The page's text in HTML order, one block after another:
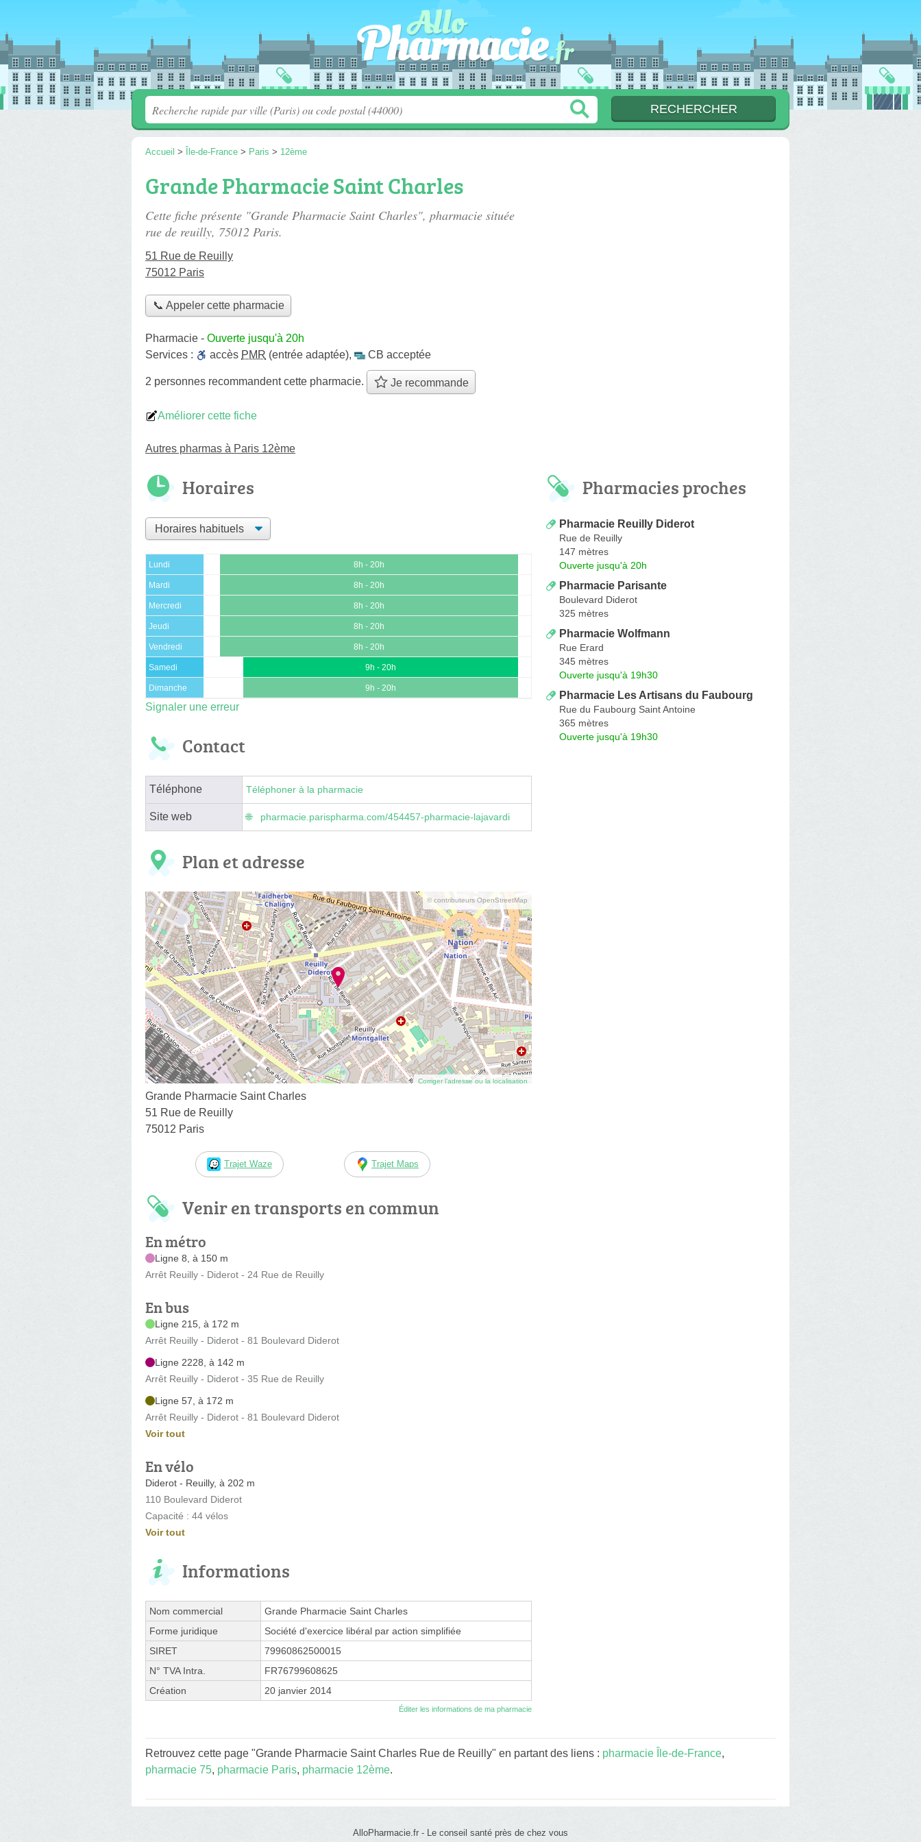
Accueil > Île-de-France > Paris > 12ème
Grande Pharmacie Saint Charles
Cette fiche présente "Grande Pharmacie Saint Charles", pharmacie située
rue de reuilly, 75012 Paris.
51 Rue de Reuilly
75012 Paris
📞 Appeler cette pharmacie
Pharmacie - Ouverte jusqu'à 20h
Services :
accès PMR (entrée adaptée), CB acceptée
2 personnes recommandentcette pharmacie. Je recommande
Améliorer cette fiche
Autres pharmas à Paris 12ème
Horaires
Lundi 8h - 20h
Mardi 8h - 20h
Mercredi 8h - 20h
Jeudi 8h - 20h
Vendredi 8h - 20h
Samedi 9h - 20h
Dimanche 9h - 20h
Signaler une erreur
Contact
Téléphone Téléphoner à la pharmacie
Site web pharmacie.parispharma.com/454457-pharmacie-lajavardi
Plan et adresse
© contributeurs OpenStreetMap
Corriger l’adresse ou la localisation
Grande Pharmacie Saint Charles
51 Rue de Reuilly
75012 Paris
Trajet Waze Trajet Maps
Venir en transports en commun
En métro
Ligne 8, à 150 m
Arrêt Reuilly - Diderot - 24 Rue de Reuilly
En bus
Ligne 215, à 172 m
Arrêt Reuilly - Diderot - 81 Boulevard Diderot
Ligne 2228, à 142 m
Arrêt Reuilly - Diderot - 35 Rue de Reuilly
Ligne 57, à 172 m
Arrêt Reuilly - Diderot - 81 Boulevard Diderot
Voir tout
En vélo
Diderot - Reuilly, à 202 m
110 Boulevard Diderot
Capacité : 44 vélos
Voir tout
Informations
Nom commercial
Grande Pharmacie Saint Charles
Forme juridique
Société d'exercice libéral par action simplifiée
SIRET
79960862500015
N° TVA Intra.
FR76799608625
Création
20 janvier 2014
Éditer les informations de ma pharmacie
Pharmacies proches
Pharmacie Reuilly Diderot
Rue de Reuilly
147 mètres
Ouverte jusqu'à 20h
Pharmacie Parisante
Boulevard Diderot
325 mètres
Pharmacie Wolfmann
Rue Erard
345 mètres
Ouverte jusqu'à 19h30
Pharmacie Les Artisans du Faubourg
Rue du Faubourg Saint Antoine
365 mètres
Ouverte jusqu'à 19h30
Retrouvez cette page "Grande Pharmacie Saint Charles Rue de Reuilly" en partant des liens : pharmacie Île-de-France,
pharmacie 75, pharmacie Paris, pharmacie 12ème.
AlloPharmacie.fr - Le conseil santé près de chez vous